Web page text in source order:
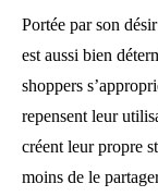
Portée par son
est aussi bien
shoppers
repensent leur
créent leur propre
moins de le